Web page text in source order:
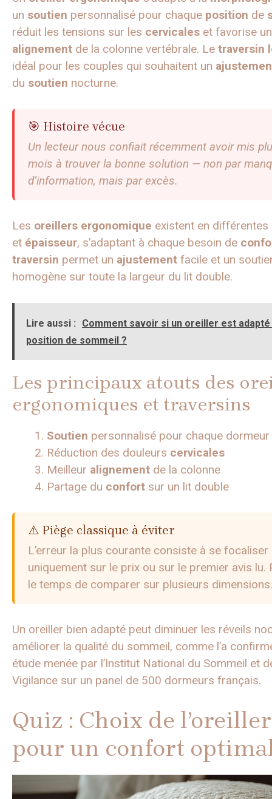
un soutien personnalisé pour chaque position de
réduit les tensions sur les cervicales et favorise
alignement de la colonne vertébrale. Le traversin
idéal pour les couples qui souhaitent un
du soutien nocturne.
🎯 Histoire vécue
Un lecteur nous confiait récemment avoir mis
mois à trouver la bonne solution — non par
d’information, mais par excès.
Les oreillers ergonomique existent en différentes
et épaisseur, s’adaptant à chaque besoin de
traversin permet un ajustement facile et un
homogène sur toute la largeur du lit double.
Lire aussi :
Comment savoir si un oreiller est adapté
position de sommeil ?
Les principaux atouts des
ergonomiques et traversins
Soutien personnalisé pour chaque dormeur
Réduction des douleurs cervicales
Meilleur alignement de la colonne
Partage du confort sur un lit double
⚠️ Piège classique à éviter
L’erreur la plus courante consiste à se focaliser
uniquement sur le prix ou sur le premier avis lu.
le temps de comparer sur plusieurs dimensions.
Un oreiller bien adapté peut diminuer les réveils
améliorer la qualité du sommeil, comme l’a
étude menée par l’Institut National du Sommeil et
Vigilance sur un panel de 500 dormeurs français.
Quiz : Choix de l’oreiller
pour un confort